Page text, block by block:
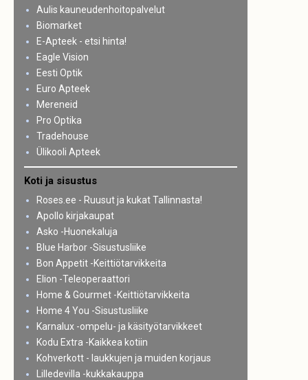
Aulis kauneudenhoitopalvelut
Biomarket
E-Apteek - etsi hinta!
Eagle Vision
Eesti Optik
Euro Apteek
Mereneid
Pro Optika
Tradehouse
Ülikooli Apteek
Koti ja sisustus
Roses.ee - Ruusut ja kukat Tallinnasta!
Apollo kirjakaupat
Asko -Huonekaluja
Blue Harbor -Sisustusliike
Bon Appetit -Keittiötarvikkeita
Elion -Teleoperaattori
Home & Gourmet -Keittiötarvikkeita
Home 4 You -Sisustusliike
Karnalux -ompelu- ja käsityötarvikkeet
Kodu Extra -Kaikkea kotiin
Kohverkott - laukkujen ja muiden korjaus
Lilledevilla -kukkakauppa